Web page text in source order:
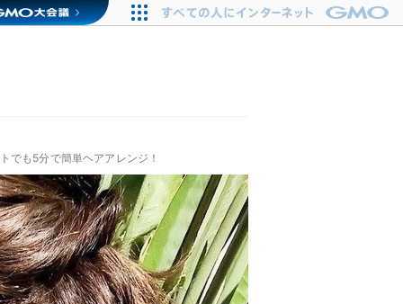
でも5分で簡単ヘアアレンジ！